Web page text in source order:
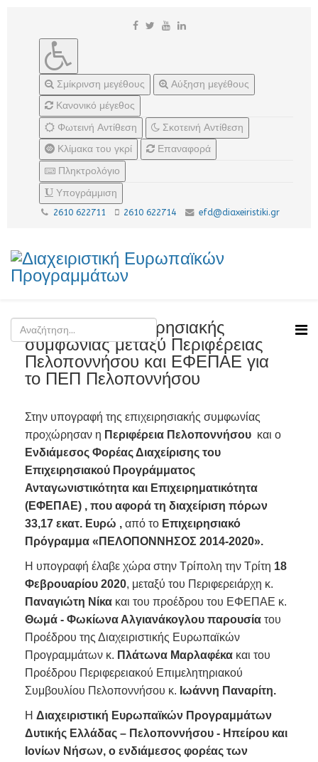
Σμίκρινση μεγέθους
Αύξηση μεγέθους
Κανονικό μέγεθος
Φωτεινή Αντίθεση
Σκοτεινή Αντίθεση
Κλίμακα του γκρί
Επαναφορά
Πληκτρολόγιο
Υπογράμμιση
2610 622711 2610 622714 efd@diaxeiristiki.gr
Υπογραφή επιχειρησιακής
συμφωνίας μεταξύ Περιφέρειας
Πελοποννήσου και ΕΦΕΠΑΕ για
το ΠΕΠ Πελοποννήσου
Στην υπογραφή της επιχειρησιακής συμφωνίας
προχώρησαν η Περιφέρεια Πελοποννήσου και ο
Ενδιάμεσος Φορέας Διαχείρισης του
Επιχειρησιακού Προγράμματος
Ανταγωνιστικότητα και Επιχειρηματικότητα
(ΕΦΕΠΑΕ) , που αφορά τη διαχείριση πόρων
33,17 εκατ. Ευρώ , από το Επιχειρησιακό
Πρόγραμμα «ΠΕΛΟΠΟΝΝΗΣΟΣ 2014-2020».
Η υπογραφή έλαβε χώρα στην Τρίπολη την Τρίτη 18
Φεβρουαρίου 2020, μεταξύ του Περιφερειάρχη κ.
Παναγιώτη Νίκα και του προέδρου του ΕΦΕΠΑΕ κ.
Θωμά - Φωκίωνα Αλγιανάκογλου παρουσία του
Προέδρου της Διαχειριστικής Ευρωπαϊκών
Προγραμμάτων κ. Πλάτωνα Μαρλαφέκα και του
Προέδρου Περιφερειακού Επιμελητηριακού
Συμβουλίου Πελοποννήσου κ. Ιωάννη Παναρίτη.
Η Διαχειριστική Ευρωπαϊκών Προγραμμάτων
Δυτικής Ελλάδας – Πελοποννήσου - Ηπείρου και
Ιονίων Νήσων, ο ενδιάμεσος φορέας των